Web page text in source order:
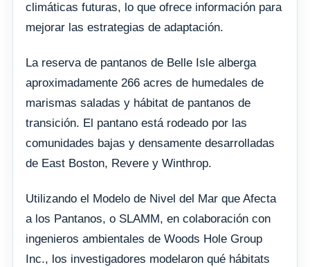
climáticas futuras, lo que ofrece información para
mejorar las estrategias de adaptación.
La reserva de pantanos de Belle Isle alberga
aproximadamente 266 acres de humedales de
marismas saladas y hábitat de pantanos de
transición. El pantano está rodeado por las
comunidades bajas y densamente desarrolladas
de East Boston, Revere y Winthrop.
Utilizando el Modelo de Nivel del Mar que Afecta
a los Pantanos, o SLAMM, en colaboración con
ingenieros ambientales de Woods Hole Group
Inc., los investigadores modelaron qué hábitats